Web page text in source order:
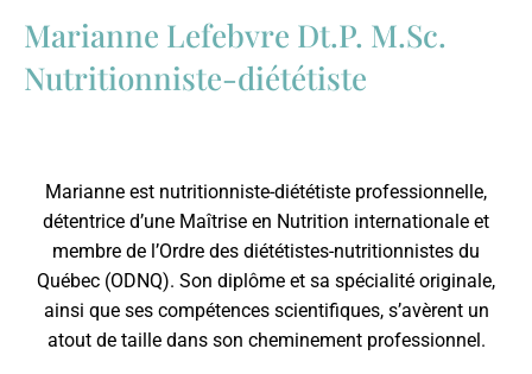
Marianne Lefebvre Dt.P. M.Sc.
Nutritionniste-diététiste
Marianne est nutritionniste-diététiste professionnelle,
détentrice d’une Maîtrise en Nutrition internationale et
membre de l’Ordre des diététistes-nutritionnistes du
Québec (ODNQ). Son diplôme et sa spécialité originale,
ainsi que ses compétences scientifiques, s’avèrent un
atout de taille dans son cheminement professionnel.